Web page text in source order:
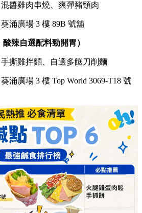
混醬雞肉串燒、爽彈豬頸肉
葵涌廣場 3 樓 89B 號舖
辣自選配料勁開胃）
手撕雞拌麵、自選多餸刀削麵
葵涌廣場 3 樓 Top World 3069-T18 號